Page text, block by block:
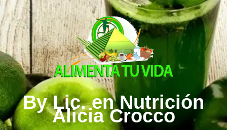
By Lic. en Nutrición
Alicia Crocco